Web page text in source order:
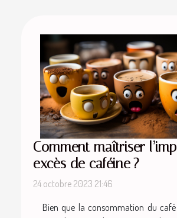
Comment maîtriser
excès de caféine ?
24 octobre 2023 21:46
Bien que la consommation du